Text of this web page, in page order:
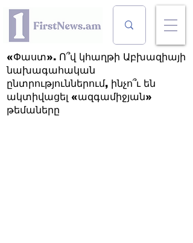
«Փաստ». Ո՞վ կհաղթի Աբխազիայի
նախագահական
ընտրություններում, ինչո՞ւ են
ակտիվացել «ազգամիջյան»
թեմաները